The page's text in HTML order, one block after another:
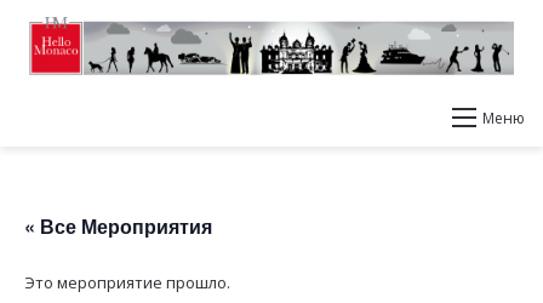
Меню
« Все Мероприятия
Это мероприятие прошло.